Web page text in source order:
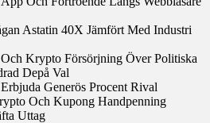
Astatin 40X Jämfört Med Industri
Krypto Försörjning Över Politiska
Depå Val
Generös Procent Rival
Och Kupong Handpenning
Uttag